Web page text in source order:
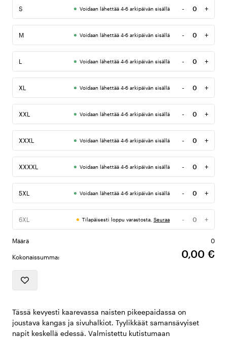
S Voidaan lähettää 4-6 arkipäivän sisällä -
Määrä
+
M Voidaan lähettää 4-6 arkipäivän sisällä -
Määrä
+
L Voidaan lähettää 4-6 arkipäivän sisällä -
Määrä
+
XL Voidaan lähettää 4-6 arkipäivän sisällä -
Määrä
+
XXL Voidaan lähettää 4-6 arkipäivän sisällä -
Määrä
+
XXXL Voidaan lähettää 4-6 arkipäivän sisällä -
Määrä
+
XXXXL Voidaan lähettää 4-6 arkipäivän sisällä -
Määrä
+
5XL Voidaan lähettää 4-6 arkipäivän sisällä -
Määrä
+
6XL Tilapäisesti loppu varastosta, Seuraa -
Määrä
+
Määrä 0
Kokonaissumma: 0,00 €
Tässä kevyesti kaarevassa naisten pikeepaidassa on
joustava kangas ja sivuhalkiot. Tyylikkäät samansävyiset
napit keskellä edessä. Valmistettu kutistumaan